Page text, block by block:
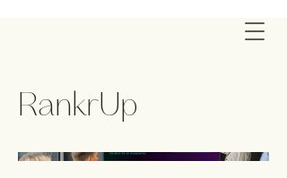
RankrUp